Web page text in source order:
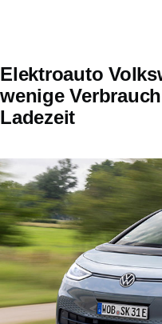
Elektroauto
wenige
Ladezeit